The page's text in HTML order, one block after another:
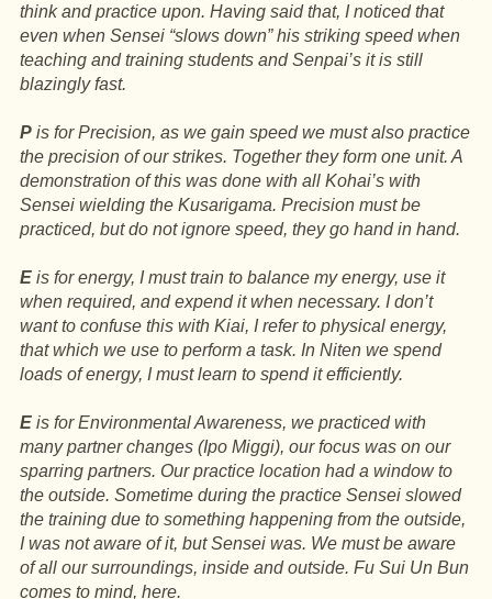
think and practice upon. Having said that, I noticed that
even when Sensei “slows down” his striking speed when
teaching and training students and Senpai’s it is still
blazingly fast.
P is for Precision, as we gain speed we must also practice
the precision of our strikes. Together they form one unit. A
demonstration of this was done with all Kohai’s with
Sensei wielding the Kusarigama. Precision must be
practiced, but do not ignore speed, they go hand in hand.
E is for energy, I must train to balance my energy, use it
when required, and expend it when necessary. I don’t
want to confuse this with Kiai, I refer to physical energy,
that which we use to perform a task. In Niten we spend
loads of energy, I must learn to spend it efficiently.
E is for Environmental Awareness, we practiced with
many partner changes (Ipo Miggi), our focus was on our
sparring partners. Our practice location had a window to
the outside. Sometime during the practice Sensei slowed
the training due to something happening from the outside,
I was not aware of it, but Sensei was. We must be aware
of all our surroundings, inside and outside. Fu Sui Un Bun
comes to mind, here.